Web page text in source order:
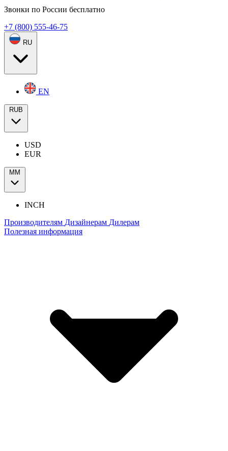
Звонки по России бесплатно
+7 (800) 555-46-75
RU
EN
RUB
USD
EUR
ММ
INCH
Производителям Дизайнерам Дилерам
Полезная информация